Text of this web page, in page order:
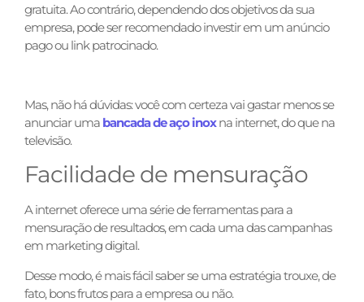
gratuita. Ao contrário, dependendo dos objetivos da sua
empresa, pode ser recomendado investir em um anúncio
pago ou link patrocinado.
Mas, não há dúvidas: você com certeza vai gastar menos se
anunciar uma bancada de aço inoxna internet, do que na
televisão.
Facilidade de mensuração
A internet oferece uma série de ferramentas para a
mensuração de resultados, em cada uma das campanhas
em marketing digital.
Desse modo, é mais fácil saber se uma estratégia trouxe, de
fato, bons frutos para a empresa ou não.